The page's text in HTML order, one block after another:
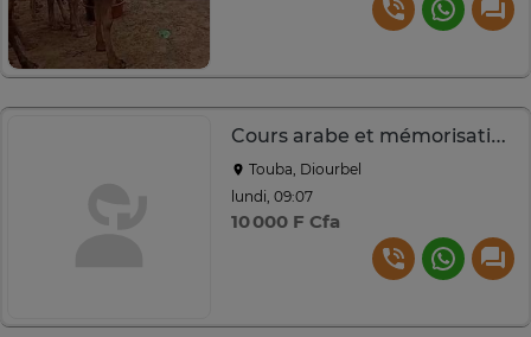
Cours arabe et mémorisation Coran conforme charia
Touba, Diourbel
lundi, 09:07
10 000 F Cfa